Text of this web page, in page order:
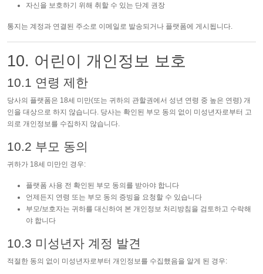
자신을 보호하기 위해 취할 수 있는 단계 권장
통지는 계정과 연결된 주소로 이메일로 발송되거나 플랫폼에 게시됩니다.
10. 어린이 개인정보 보호
10.1 연령 제한
당사의 플랫폼은 18세 미만(또는 귀하의 관할권에서 성년 연령 중 높은 연령) 개
인을 대상으로 하지 않습니다. 당사는 확인된 부모 동의 없이 미성년자로부터 고
의로 개인정보를 수집하지 않습니다.
10.2 부모 동의
귀하가 18세 미만인 경우:
플랫폼 사용 전 확인된 부모 동의를 받아야 합니다
언제든지 연령 또는 부모 동의 증빙을 요청할 수 있습니다
부모/보호자는 귀하를 대신하여 본 개인정보 처리방침을 검토하고 수락해
야 합니다
10.3 미성년자 계정 발견
적절한 동의 없이 미성년자로부터 개인정보를 수집했음을 알게 된 경우: